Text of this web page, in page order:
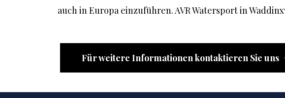
auch in Europa einzuführen. AVR Watersport in
Für weitere Informationen kontaktieren Sie uns